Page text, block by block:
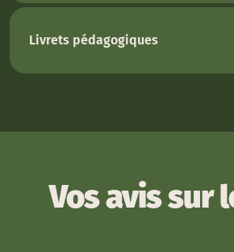
Livrets pédagogiques
Vos avis sur